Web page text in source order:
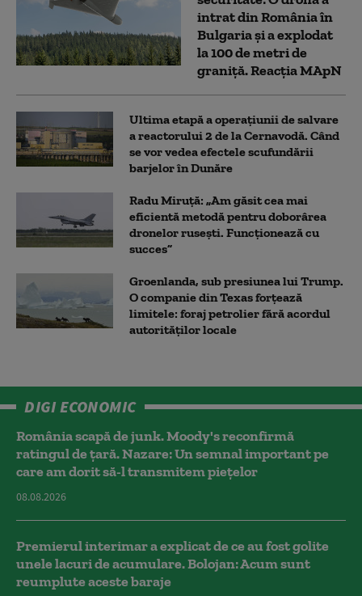
intrat din România în
Bulgaria şi a explodat
la 100 de metri de
graniţă. Reacția MApN
Ultima etapă a operațiunii de salvare
a reactorului 2 de la Cernavodă. Când
se vor vedea efectele scufundării
barjelor în Dunăre
Radu Miruță: „Am găsit cea mai
eficientă metodă pentru doborârea
dronelor rusești. Funcționează cu
succes”
Groenlanda, sub presiunea lui Trump.
O companie din Texas forțează
limitele: foraj petrolier fără acordul
autorităților locale
DIGI ECONOMIC
România scapă de junk. Moody's reconfirmă
ratingul de țară. Nazare: Un semnal important pe
care am dorit să-l transmitem piețelor
08.08.2026
Premierul interimar a explicat de ce au fost golite
unele lacuri de acumulare. Bolojan: Acum sunt
reumplute aceste baraje